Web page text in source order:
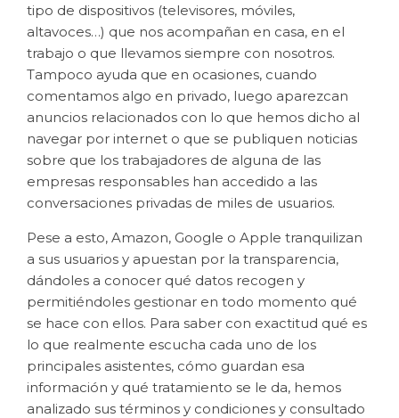
tipo de dispositivos (televisores, móviles,
altavoces…) que nos acompañan en casa, en el
trabajo o que llevamos siempre con nosotros.
Tampoco ayuda que en ocasiones, cuando
comentamos algo en privado, luego aparezcan
anuncios relacionados con lo que hemos dicho al
navegar por internet o que se publiquen noticias
sobre que los trabajadores de alguna de las
empresas responsables han accedido a las
conversaciones privadas de miles de usuarios.
Pese a esto, Amazon, Google o Apple tranquilizan
a sus usuarios y apuestan por la transparencia,
dándoles a conocer qué datos recogen y
permitiéndoles gestionar en todo momento qué
se hace con ellos. Para saber con exactitud qué es
lo que realmente escucha cada uno de los
principales asistentes, cómo guardan esa
información y qué tratamiento se le da, hemos
analizado sus términos y condiciones y consultado